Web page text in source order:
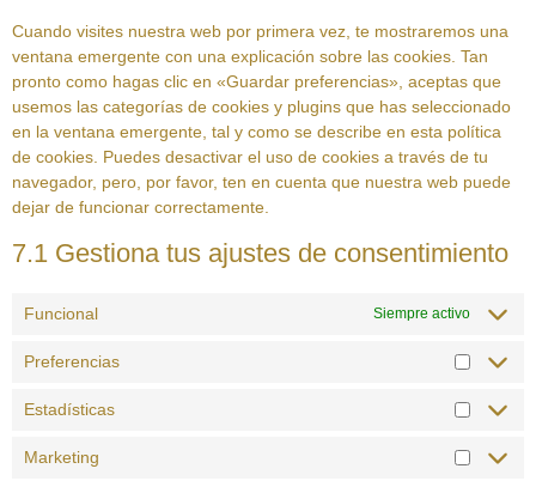
Cuando visites nuestra web por primera vez, te mostraremos una
ventana emergente con una explicación sobre las cookies. Tan
pronto como hagas clic en «Guardar preferencias», aceptas que
usemos las categorías de cookies y plugins que has seleccionado
en la ventana emergente, tal y como se describe en esta política
de cookies. Puedes desactivar el uso de cookies a través de tu
navegador, pero, por favor, ten en cuenta que nuestra web puede
dejar de funcionar correctamente.
7.1 Gestiona tus ajustes de consentimiento
Funcional Siempre activo
Preferencias
Estadísticas
Marketing